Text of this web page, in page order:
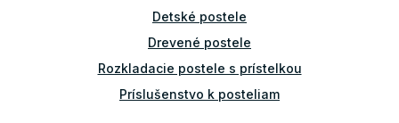
s
u
Detské postele
Drevené postele
Rozkladacie postele s prístelkou
Príslušenstvo k posteliam